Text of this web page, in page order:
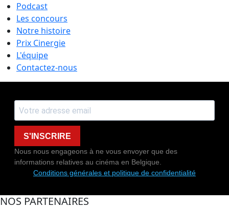
Podcast
Les concours
Notre histoire
Prix Cinergie
L'équipe
Contactez-nous
S'INSCRIRE
Nous nous engageons à ne vous envoyer que des
informations relatives au cinéma en Belgique.
Conditions générales et politique de confidentialité
NOS PARTENAIRES